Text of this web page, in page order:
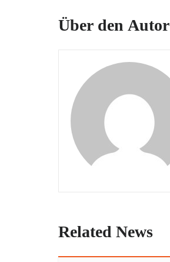
Über den Autor
Related News